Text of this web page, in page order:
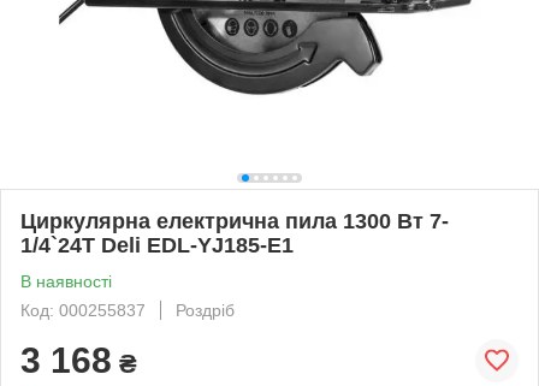
Циркулярна електрична пила 1300 Вт 7-
1/4`24T Deli EDL-YJ185-E1
В наявності
Код: 000255837
Роздріб
3 168 ₴